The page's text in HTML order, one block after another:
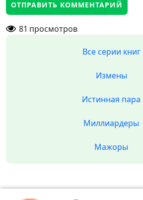
81 просмотров
Все серии книг
Измены
Истинная пара
Миллиардеры
Мажоры